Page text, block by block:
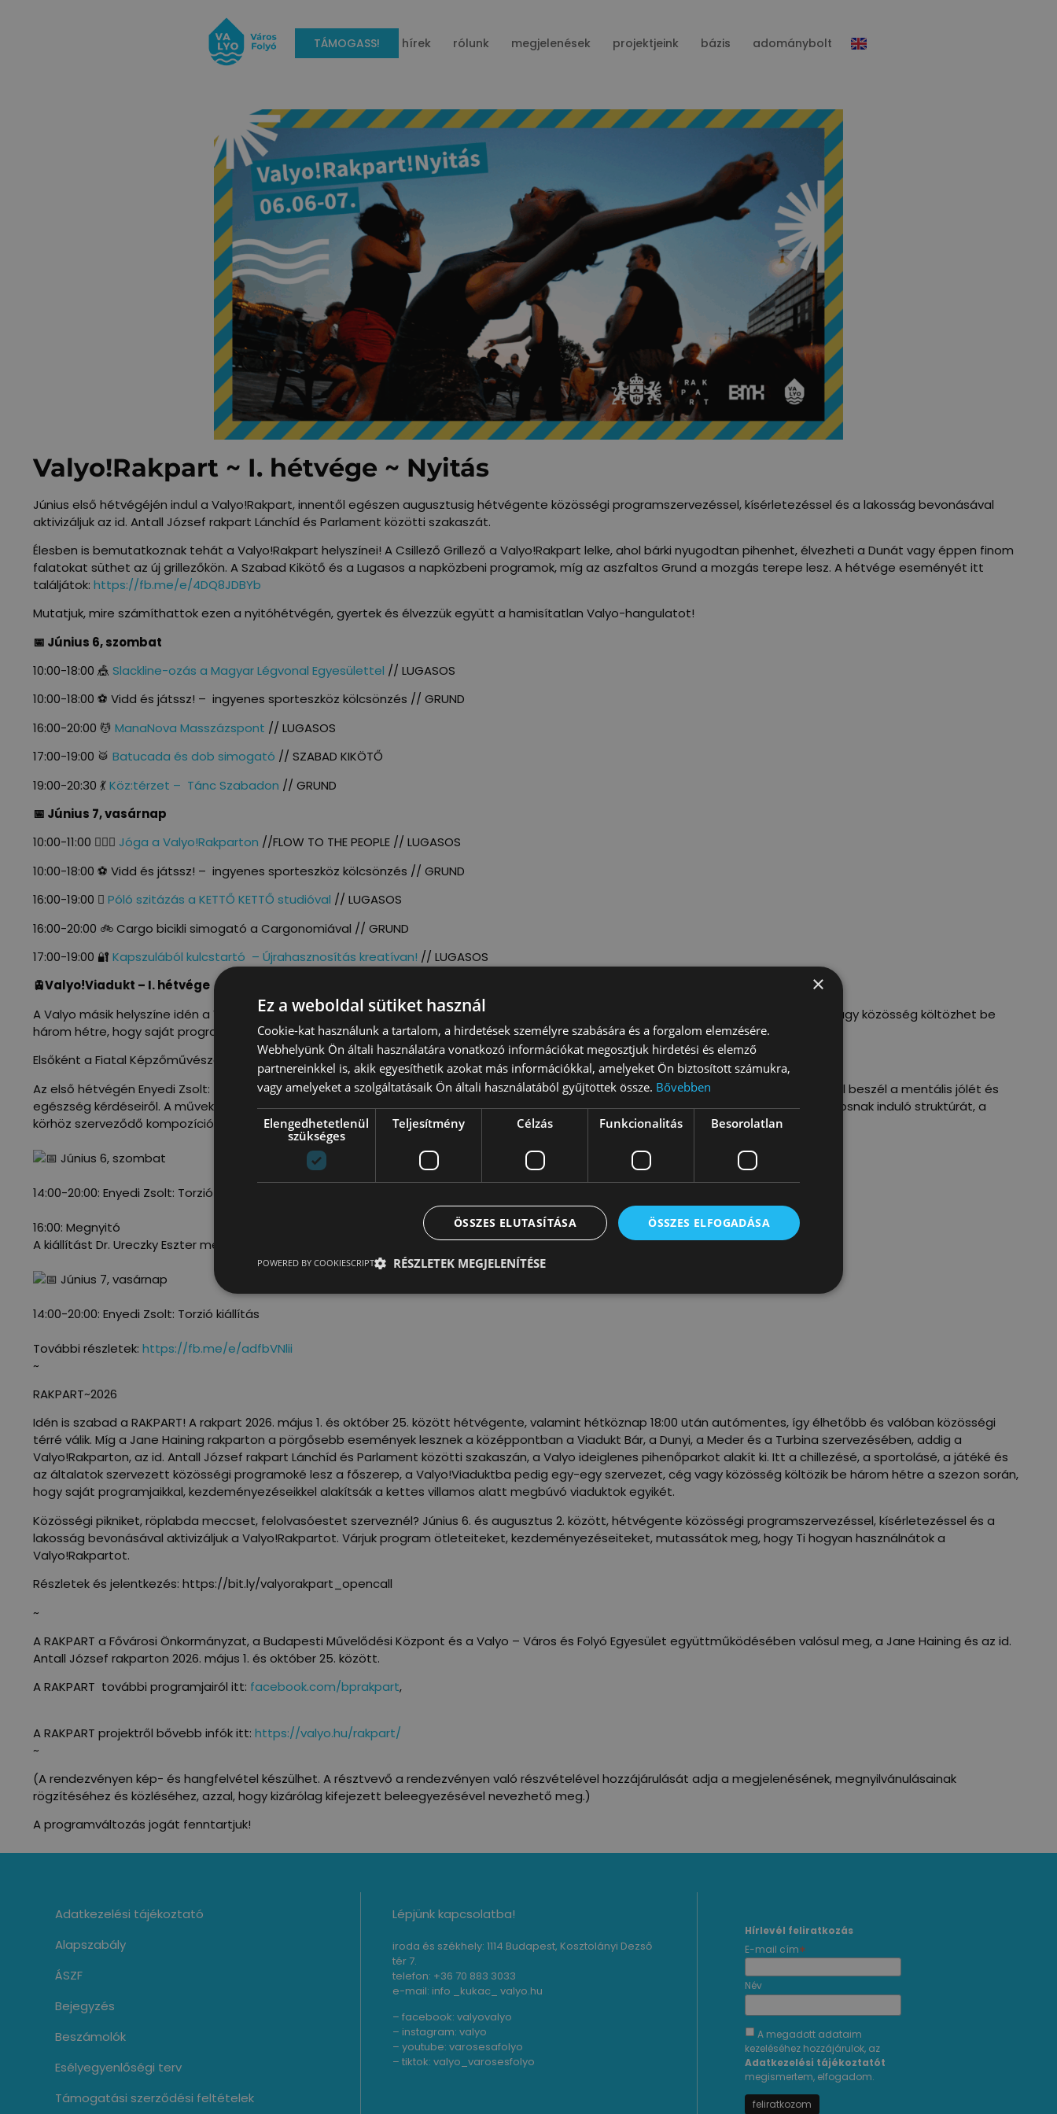
TÁMOGASS! hírek rólunk megjelenések projektjeink bázis adománybolt
Valyo!Rakpart ~ I. hétvége ~ Nyitás
Június első hétvégéjén indul a Valyo!Rakpart, innentől egészen augusztusig hétvégente közösségi programszervezéssel, kísérletezéssel és a lakosság bevonásával
aktivizáljuk az id. Antall József rakpart Lánchíd és Parlament közötti szakaszát.
Élesben is bemutatkoznak tehát a Valyo!Rakpart helyszínei! A Csillező Grillező a Valyo!Rakpart lelke, ahol bárki nyugodtan pihenhet, élvezheti a Dunát vagy éppen finom
falatokat süthet az új grillezőkön. A Szabad Kikötő és a Lugasos a napközbeni programok, míg az aszfaltos Grund a mozgás terepe lesz. A hétvége eseményét itt
találjátok: https://fb.me/e/4DQ8JDBYb
Mutatjuk, mire számíthattok ezen a nyitóhétvégén, gyertek és élvezzük együtt a hamisítatlan Valyo-hangulatot!
📅 Június 6, szombat
10:00-18:00 🎪 Slackline-ozás a Magyar Légvonal Egyesülettel // LUGASOS
10:00-18:00 ⚽ Vidd és játssz! – ingyenes sporteszköz kölcsönzés // GRUND
16:00-20:00 💆 ManaNova Masszázspont // LUGASOS
17:00-19:00 🥁 Batucada és dob simogató // SZABAD KIKÖTŐ
19:00-20:30 💃Köz:térzet – Tánc Szabadon // GRUND
📅 Június 7, vasárnap
10:00-11:00 🧘🏽‍♀️ Jóga a Valyo!Rakparton //FLOW TO THE PEOPLE // LUGASOS
10:00-18:00 ⚽ Vidd és játssz! – ingyenes sporteszköz kölcsönzés // GRUND
16:00-19:00 🫟 Póló szitázás a KETTŐ KETTŐ studióval // LUGASOS
16:00-20:00 🚲 Cargo bicikli simogató a Cargonomiával // GRUND
17:00-19:00 🔐 Kapszulából kulcstartó – Újrahasznosítás kreatívan! // LUGASOS
🚊Valyo!Viadukt – I. hétvége
A Valyo másik helyszíne idén a Valyo!Viadukt, amely a Jane Haining rakparton található a Vigadó Rakparton. Ide egy-egy szervezet, cég vagy közösség költözhet be
három hétre, hogy saját programjaikkal alakítsák a helyet.
Elsőként a Fiatal Képzőművészek Stúdiója Egyesület szervezésében élvezhettek kiállításokat és programokat.
Az első hétvégén Enyedi Zsolt: Torzió című kiállítását nézhetitek meg. Enyedi Zsolt grafikáiban és animációban a víz szimbolikáján keresztül beszél a mentális jólét és
egészség kérdéseiről. A művek a torzióhoz kötődnek, mint egy kizökkenés a normalitásból: egyszer csak egy csavarodás dönti meg a biztosnak induló struktúrát, a
körhöz szerveződő kompozíciót.
Június 6, szombat
14:00-20:00: Enyedi Zsolt: Torzió kiállítás
16:00: Megnyitó
A kiállítást Dr. Ureczky Eszter medical humanities (kultúrorvostan) szakértő nyitja meg.
Június 7, vasárnap
14:00-20:00: Enyedi Zsolt: Torzió kiállítás
További részletek: https://fb.me/e/adfbVNlii
~
RAKPART~2026
Idén is szabad a RAKPART! A rakpart 2026. május 1. és október 25. között hétvégente, valamint hétköznap 18:00 után autómentes, így élhetőbb és valóban közösségi
térré válik. Míg a Jane Haining rakparton a pörgősebb események lesznek a középpontban a Viadukt Bár, a Dunyi, a Meder és a Turbina szervezésében, addig a
Valyo!Rakparton, az id. Antall József rakpart Lánchíd és Parlament közötti szakaszán, a Valyo ideiglenes pihenőparkot alakít ki. Itt a chillezésé, a sportolásé, a játéké és
az általatok szervezett közösségi programoké lesz a főszerep, a Valyo!Viaduktba pedig egy-egy szervezet, cég vagy közösség költözik be három hétre a szezon során,
hogy saját programjaikkal, kezdeményezéseikkel alakítsák a kettes villamos alatt megbúvó viaduktok egyikét.
Közösségi pikniket, röplabda meccset, felolvasóestet szerveznél? Június 6. és augusztus 2. között, hétvégente közösségi programszervezéssel, kísérletezéssel és a
lakosság bevonásával aktivizáljuk a Valyo!Rakpartot. Várjuk program ötleteiteket, kezdeményezéseiteket, mutassátok meg, hogy Ti hogyan használnátok a
Valyo!Rakpartot.
Részletek és jelentkezés: https://bit.ly/valyorakpart_opencall
~
A RAKPART a Fővárosi Önkormányzat, a Budapesti Művelődési Központ és a Valyo – Város és Folyó Egyesület együttműködésében valósul meg, a Jane Haining és az id.
Antall József rakparton 2026. május 1. és október 25. között.
A RAKPART további programjairól itt: facebook.com/bprakpart,
A RAKPART projektről bővebb infók itt: https://valyo.hu/rakpart/
~
(A rendezvényen kép- és hangfelvétel készülhet. A résztvevő a rendezvényen való részvételével hozzájárulását adja a megjelenésének, megnyilvánulásainak
rögzítéséhez és közléséhez, azzal, hogy kizárólag kifejezett beleegyezésével nevezhető meg.)
A programváltozás jogát fenntartjuk!
Adatkezelési tájékoztató
Alapszabály
ÁSZF
Bejegyzés
Beszámolók
Esélyegyenlőségi terv
Támogatási szerződési feltételek
Lépjünk kapcsolatba!
iroda és székhely: 1114 Budapest, Kosztolányi Dezső
tér 7.
telefon: +36 70 883 3033
e-mail: info _kukac_ valyo.hu
– facebook: valyovalyo
– instagram: valyo
– youtube: varosesafolyo
– tiktok: valyo_varosesfolyo
Hírlevél feliratkozás
E-mail cím*
Név
A megadott adataim
kezeléséhez hozzájárulok, az
Adatkezelési tájékoztatót
megismertem, elfogadom.
×
Ez a weboldal sütiket használ
Cookie-kat használunk a tartalom, a hirdetések személyre szabására és a forgalom elemzésére.
Webhelyünk Ön általi használatára vonatkozó információkat megosztjuk hirdetési és elemző
partnereinkkel is, akik egyesíthetik azokat más információkkal, amelyeket Ön biztosított számukra,
vagy amelyeket a szolgáltatásaik Ön általi használatából gyűjtöttek össze. Bővebben
Elengedhetetlenül
szükséges
Teljesítmény Célzás Funkcionalitás Besorolatlan
ÖSSZES ELFOGADÁSA
ÖSSZES ELUTASÍTÁSA
RÉSZLETEK MEGJELENÍTÉSE
POWERED BY COOKIESCRIPT